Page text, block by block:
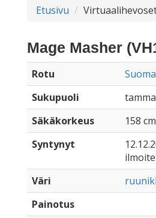
Etusivu
Mage Masher
Rotu
Sukupuoli
tamma
Säkäkorkeus
158 cm
Syntynyt
Väri
Painotus